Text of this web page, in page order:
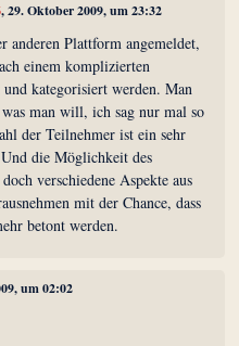
, 29. Oktober 2009, um 23:32
anderen Plattform angemeldet,
einem komplizierten
kategorisiert werden. Man
man will, ich sag nur mal so
der Teilnehmer ist ein sehr
die Möglichkeit des
verschiedene Aspekte aus
mit der Chance, dass
betont werden.
um 02:02